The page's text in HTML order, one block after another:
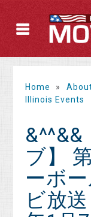
Home »
Illinois Events
&^^&&
ブ】
ーボ
ビ放